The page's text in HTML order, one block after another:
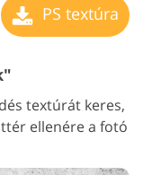
PS textúra
textúrát keres,
ellenére a fotó